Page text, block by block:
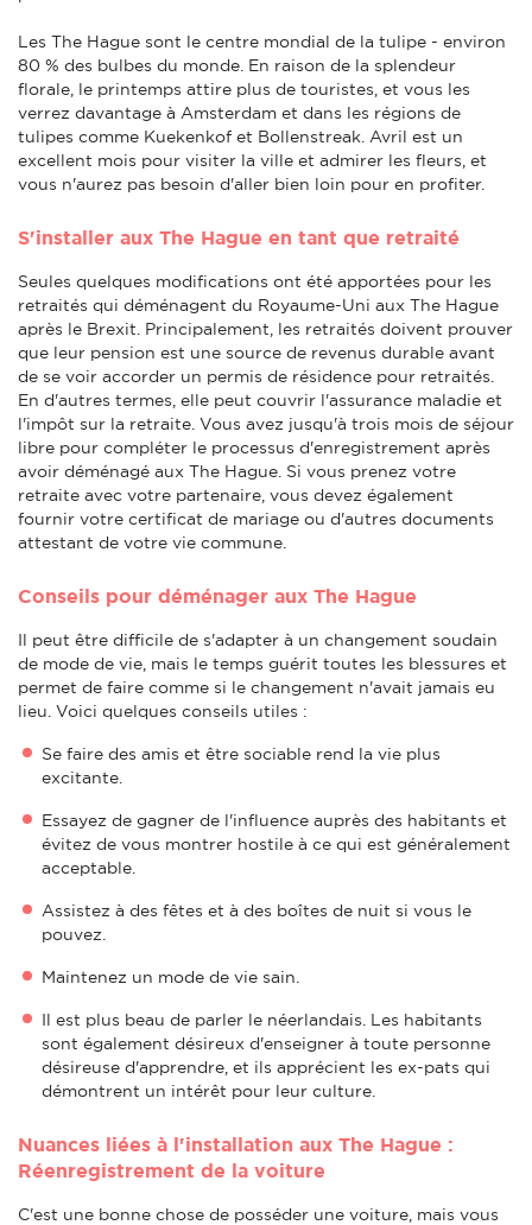
Les The Hague sont le centre mondial de la tulipe - environ
80 % des bulbes du monde. En raison de la splendeur
florale, le printemps attire plus de touristes, et vous les
verrez davantage à Amsterdam et dans les régions de
tulipes comme Kuekenkof et Bollenstreak. Avril est un
excellent mois pour visiter la ville et admirer les fleurs, et
vous n'aurez pas besoin d'aller bien loin pour en profiter.
S'installer aux The Hague en tant que retraité
Seules quelques modifications ont été apportées pour les
retraités qui déménagent du Royaume-Uni aux The Hague
après le Brexit. Principalement, les retraités doivent prouver
que leur pension est une source de revenus durable avant
de se voir accorder un permis de résidence pour retraités.
En d'autres termes, elle peut couvrir l'assurance maladie et
l'impôt sur la retraite. Vous avez jusqu'à trois mois de séjour
libre pour compléter le processus d'enregistrement après
avoir déménagé aux The Hague. Si vous prenez votre
retraite avec votre partenaire, vous devez également
fournir votre certificat de mariage ou d'autres documents
attestant de votre vie commune.
Conseils pour déménager aux The Hague
Il peut être difficile de s'adapter à un changement soudain
de mode de vie, mais le temps guérit toutes les blessures et
permet de faire comme si le changement n'avait jamais eu
lieu. Voici quelques conseils utiles :
Se faire des amis et être sociable rend la vie plus
excitante.
Essayez de gagner de l'influence auprès des habitants et
évitez de vous montrer hostile à ce qui est généralement
acceptable.
Assistez à des fêtes et à des boîtes de nuit si vous le
pouvez.
Maintenez un mode de vie sain.
Il est plus beau de parler le néerlandais. Les habitants
sont également désireux d'enseigner à toute personne
désireuse d'apprendre, et ils apprécient les ex-pats qui
démontrent un intérêt pour leur culture.
Nuances liées à l'installation aux The Hague :
Réenregistrement de la voiture
C'est une bonne chose de posséder une voiture, mais vous